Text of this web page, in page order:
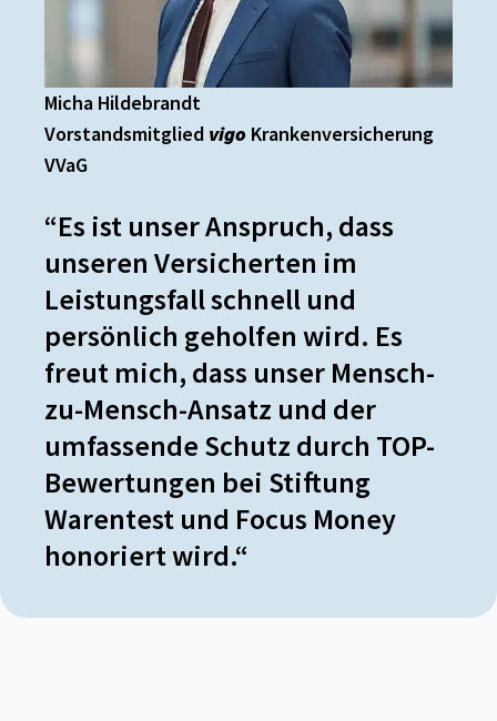
Micha Hildebrandt
Vorstandsmitglied vigo Krankenversicherung
VVaG
“Es ist unser Anspruch, dass
unseren Versicherten im
Leistungsfall schnell und
persönlich geholfen wird. Es
freut mich, dass unser Mensch-
zu-Mensch-Ansatz und der
umfassende Schutz durch TOP-
Bewertungen bei Stiftung
Warentest und Focus Money
honoriert wird.“